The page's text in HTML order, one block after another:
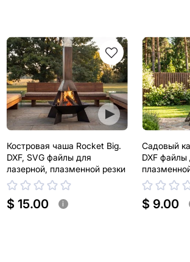
Костровая чаша Rocket Big.
DXF, SVG файлы для
лазерной, плазменной резки
$ 15.00 i
Садовый
DXF файлы
$ 9.00